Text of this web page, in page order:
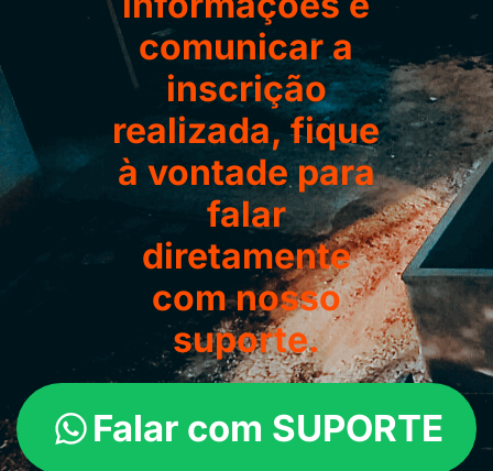
comunicar a
inscrição
realizada, fique
à vontade para
falar
diretamente
com nosso
suporte.
Falar com SUPORTE